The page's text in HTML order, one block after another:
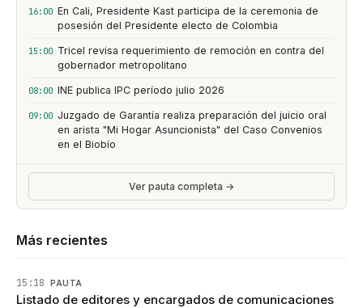
16:00 En Cali, Presidente Kast participa de la ceremonia de
posesión del Presidente electo de Colombia
15:00 Tricel revisa requerimiento de remoción en contra del
gobernador metropolitano
08:00 INE publica IPC período julio 2026
09:00 Juzgado de Garantía realiza preparación del juicio oral
en arista "Mi Hogar Asuncionista" del Caso Convenios
en el Biobío
Ver pauta completa →
Más recientes
15:18 PAUTA
Listado de editores y encargados de comunicaciones